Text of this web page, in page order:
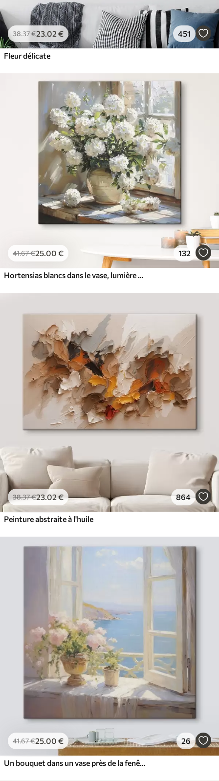
38.37€23.02 € 451
Fleur délicate
41.67€25.00 € 132
Hortensias blancs dans le vase, lumière du soleil dans la fenêtre, peinture à l'huile
38.37€23.02 € 864
Peinture abstraite à l'huile
41.67€25.00 € 26
Un bouquet dans un vase près de la fenêtre